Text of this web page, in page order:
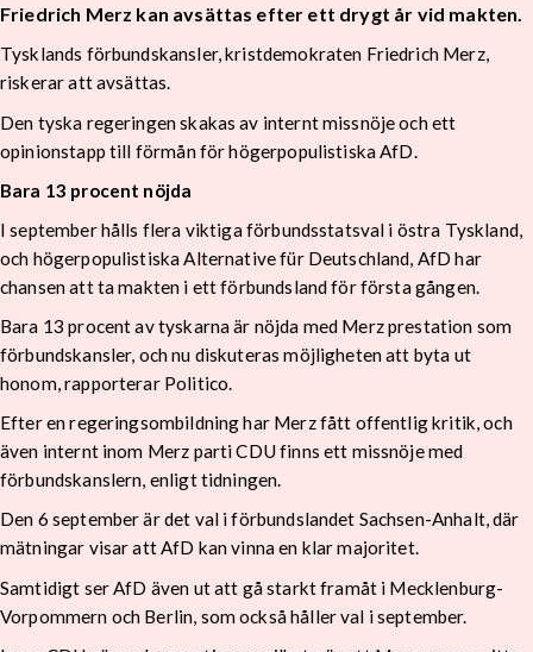
Friedrich Merz kan avsättas efter ett drygt år vid makten.
Tysklands förbundskansler, kristdemokraten Friedrich Merz,
riskerar att avsättas.
Den tyska regeringen skakas av internt missnöje och ett
opinionstapp till förmån för högerpopulistiska AfD.
Bara 13 procent nöjda
I september hålls flera viktiga förbundsstatsval i östra Tyskland,
och högerpopulistiska Alternative für Deutschland, AfD har
chansen att ta makten i ett förbundsland för första gången.
Bara 13 procent av tyskarna är nöjda med Merz prestation som
förbundskansler, och nu diskuteras möjligheten att byta ut
honom, rapporterar Politico.
Efter en regeringsombildning har Merz fått offentlig kritik, och
även internt inom Merz parti CDU finns ett missnöje med
förbundskanslern, enligt tidningen.
Den 6 september är det val i förbundslandet Sachsen-Anhalt, där
mätningar visar att AfD kan vinna en klar majoritet.
Samtidigt ser AfD även ut att gå starkt framåt i Mecklenburg-
Vorpommern och Berlin, som också håller val i september.